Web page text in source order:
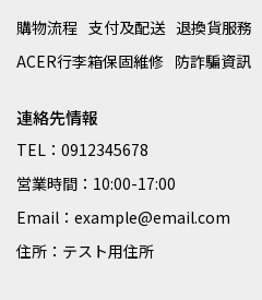
購物流程 支付及配送 退換貨服務
ACER行李箱保固維修 防詐騙資訊
連絡先情報
TEL：0912345678
営業時間：10:00-17:00
Email：example@email.com
住所：テスト用住所